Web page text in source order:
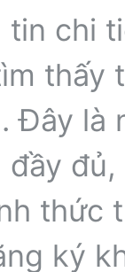
tin chi
thấy
Đây là
thức
ký